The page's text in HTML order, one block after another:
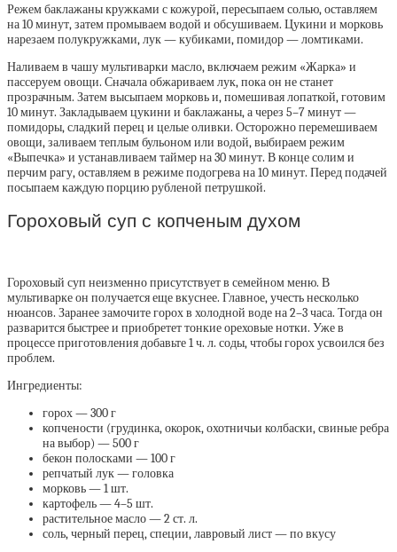
Режем баклажаны кружками с кожурой, пересыпаем солью, оставляем
на 10 минут, затем промываем водой и обсушиваем. Цукини и морковь
нарезаем полукружками, лук — кубиками, помидор — ломтиками.
Наливаем в чашу мультиварки масло, включаем режим «Жарка» и
пассеруем овощи. Сначала обжариваем лук, пока он не станет
прозрачным. Затем высыпаем морковь и, помешивая лопаткой, готовим
10 минут. Закладываем цукини и баклажаны, а через 5–7 минут —
помидоры, сладкий перец и целые оливки. Осторожно перемешиваем
овощи, заливаем теплым бульоном или водой, выбираем режим
«Выпечка» и устанавливаем таймер на 30 минут. В конце солим и
перчим рагу, оставляем в режиме подогрева на 10 минут. Перед подачей
посыпаем каждую порцию рубленой петрушкой.
Гороховый суп с копченым духом
Гороховый суп неизменно присутствует в семейном меню. В
мультиварке он получается еще вкуснее. Главное, учесть несколько
нюансов. Заранее замочите горох в холодной воде на 2–3 часа. Тогда он
разварится быстрее и приобретет тонкие ореховые нотки. Уже в
процессе приготовления добавьте 1 ч. л. соды, чтобы горох усвоился без
проблем.
Ингредиенты:
горох — 300 г
копчености (грудинка, окорок, охотничьи колбаски, свиные ребра
на выбор) — 500 г
бекон полосками — 100 г
репчатый лук — головка
морковь — 1 шт.
картофель — 4–5 шт.
растительное масло — 2 ст. л.
соль, черный перец, специи, лавровый лист — по вкусу